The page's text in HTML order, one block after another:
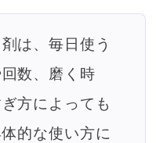
は、毎日使う
数、磨く時
方によっても
的な使い方に